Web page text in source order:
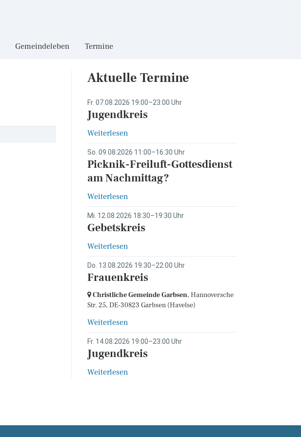
Gemeindeleben Termine
Aktuelle Termine
Fr. 07.08.2026 19:00–23:00 Uhr
Jugendkreis
Weiterlesen
So. 09.08.2026 11:00–16:30 Uhr
Picknik-Freiluft-Gottesdienst
am Nachmittag?
Weiterlesen
Mi. 12.08.2026 18:30–19:30 Uhr
Gebetskreis
Weiterlesen
Do. 13.08.2026 19:30–22:00 Uhr
Frauenkreis
Christliche Gemeinde Garbsen, Hannoversche
Str. 25,DE-30823 Garbsen (Havelse)
Weiterlesen
Fr. 14.08.2026 19:00–23:00 Uhr
Jugendkreis
Weiterlesen